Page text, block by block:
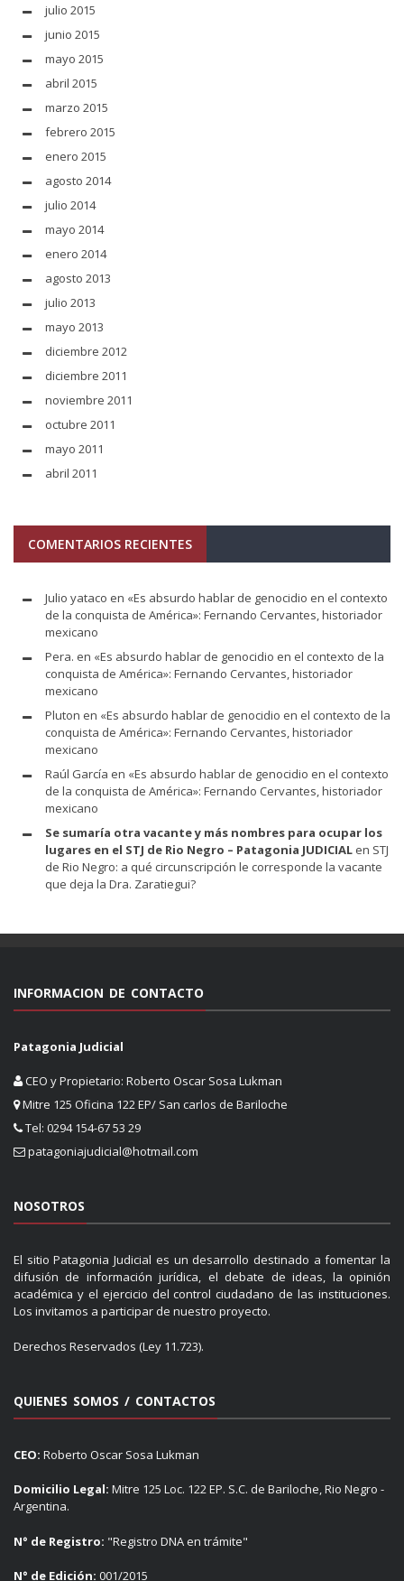
julio 2015
junio 2015
mayo 2015
abril 2015
marzo 2015
febrero 2015
enero 2015
agosto 2014
julio 2014
mayo 2014
enero 2014
agosto 2013
julio 2013
mayo 2013
diciembre 2012
diciembre 2011
noviembre 2011
octubre 2011
mayo 2011
abril 2011
COMENTARIOS RECIENTES
Julio yataco en «Es absurdo hablar de genocidio en el contexto
de la conquista de América»: Fernando Cervantes, historiador
mexicano
Pera. en «Es absurdo hablar de genocidio en el contexto de la
conquista de América»: Fernando Cervantes, historiador
mexicano
Pluton en «Es absurdo hablar de genocidio en el contexto de la
conquista de América»: Fernando Cervantes, historiador
mexicano
Raúl García en «Es absurdo hablar de genocidio en el contexto
de la conquista de América»: Fernando Cervantes, historiador
mexicano
Se sumaría otra vacante y más nombres para ocupar los
lugares en el STJ de Rio Negro – Patagonia JUDICIAL en STJ
de Rio Negro: a qué circunscripción le corresponde la vacante
que deja la Dra. Zaratiegui?
INFORMACION DE CONTACTO
Patagonia Judicial
CEO y Propietario: Roberto Oscar Sosa Lukman
Mitre 125 Oficina 122 EP/ San carlos de Bariloche
Tel: 0294 154-67 53 29
patagoniajudicial@hotmail.com
NOSOTROS
El sitio Patagonia Judicial es un desarrollo destinado a fomentar la
difusión de información jurídica, el debate de ideas, la opinión
académica y el ejercicio del control ciudadano de las instituciones.
Los invitamos a participar de nuestro proyecto.
Derechos Reservados (Ley 11.723).
QUIENES SOMOS / CONTACTOS
CEO: Roberto Oscar Sosa Lukman
Domicilio Legal: Mitre 125 Loc. 122 EP. S.C. de Bariloche, Rio Negro -
Argentina.
N° de Registro: "Registro DNA en trámite"
N° de Edición: 001/2015